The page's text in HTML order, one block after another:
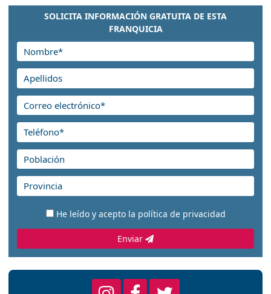
SOLICITA INFORMACIÓN GRATUITA DE ESTA
FRANQUICIA
He leído y acepto la política de privacidad
Enviar